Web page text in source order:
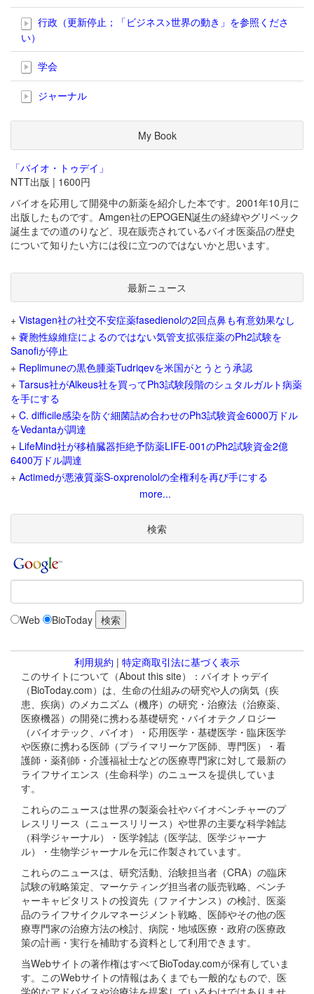
行政（更新停止；「ビジネス>世界の動き」を参照くださ
い）
学会
ジャーナル
My Book
「バイオ・トゥデイ」
NTT出版 | 1600円
バイオを応用して開発中の新薬を紹介した本です。2001年10月に
出版したものです。Amgen社のEPOGEN誕生の経緯やグリベック
誕生までの道のりなど、現在販売されているバイオ医薬品の歴史
について知りたい方には役に立つのではないかと思います。
最新ニュース
+ Vistagen社の社交不安症薬fasedienolの2回点鼻も有意効果なし
+ 嚢胞性線維症によるのではない気管支拡張症薬のPh2試験を
Sanofiが停止
+ Replimuneの黒色腫薬Tudriqevを米国がとうとう承認
+ Tarsus社がAlkeus社を買ってPh3試験段階のシュタルガルト病薬
を手にする
+ C. difficile感染を防ぐ細菌詰め合わせのPh3試験資金6000万ドル
をVedantaが調達
+ LifeMind社が移植臓器拒絶予防薬LIFE-001のPh2試験資金2億
6400万ドル調達
+ Actimedが悪液質薬S-oxprenololの全権利を再び手にする
more...
検索
Web BioToday
利用規約 | 特定商取引法に基づく表示
このサイトについて（About this site）：バイオトゥデイ
（BioToday.com）は、生命の仕組みの研究や人の病気（疾
患、疾病）のメカニズム（機序）の研究・治療法（治療薬、
医療機器）の開発に携わる基礎研究・バイオテクノロジー
（バイオテック、バイオ）・応用医学・基礎医学・臨床医学
や医療に携わる医師（プライマリーケア医師、専門医）・看
護師・薬剤師・介護福祉士などの医療専門家に対して最新の
ライフサイエンス（生命科学）のニュースを提供していま
す。
これらのニュースは世界の製薬会社やバイオベンチャーのプ
レスリリース（ニュースリリース）や世界の主要な科学雑誌
（科学ジャーナル）・医学雑誌（医学誌、医学ジャーナ
ル）・生物学ジャーナルを元に作製されています。
これらのニュースは、研究活動、治験担当者（CRA）の臨床
試験の戦略策定、マーケティング担当者の販売戦略、ベンチ
ャーキャピタリストの投資先（ファイナンス）の検討、医薬
品のライフサイクルマネージメント戦略、医師やその他の医
療専門家の治療方法の検討、病院・地域医療・政府の医療政
策の計画・実行を補助する資料として利用できます。
当Webサイトの著作権はすべてBioToday.comが保有していま
す。このWebサイトの情報はあくまでも一般的なもので、医